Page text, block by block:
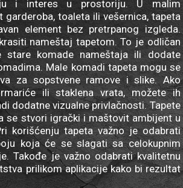
i interes u prostoriju. U malim
garderoba, toaleta ili vešernica, tapeta
element bez pretrpanog izgleda.
nameštaj tapetom. To je odličan
stare komade nameštaja ili dodate
Male komadi tapeta mogu se
za sopstvene ramove i slike. Ako
ili staklena vrata, možete ih
dodatne vizualne privlačnosti. Tapete
se stvori igrački i maštovit ambijent u
korišćenju tapeta važno je odabrati
koja će se slagati sa celokupnim
Takođe je važno odabrati kvalitetnu
prilikom aplikacije kako bi rezultat